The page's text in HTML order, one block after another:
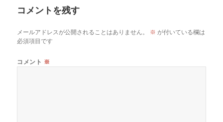
コメントを残す
メールアドレスが公開されることはありません。 ※ が付いている欄は
必須項目です
コメント ※